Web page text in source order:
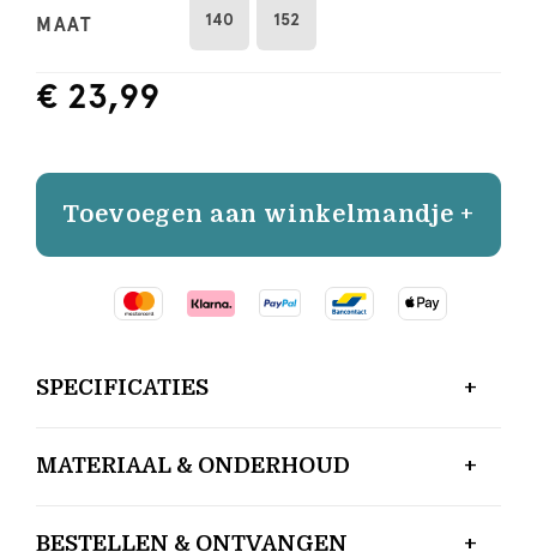
MAAT 140 152
€ 23,99
Toevoegen aan winkelmandje +
SPECIFICATIES
MATERIAAL & ONDERHOUD
BESTELLEN & ONTVANGEN